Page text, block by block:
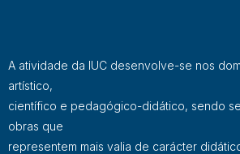
A atividade da IUC desenvolve-se nos
artístico,
científico e pedagógico-didático, sendo
obras que
representem mais valia de carácter